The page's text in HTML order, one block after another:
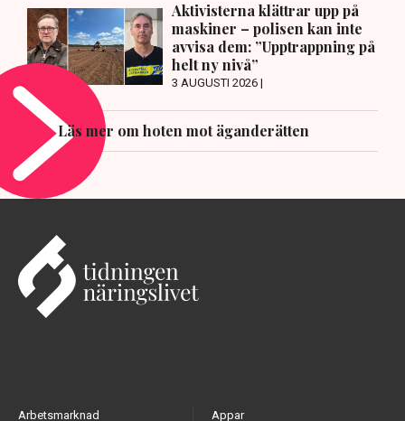
Aktivisterna klättrar upp på
maskiner – polisen kan inte
avvisa dem: ”Upptrappning på
helt ny nivå”
3 AUGUSTI 2026 |
Läs mer om hoten mot äganderätten
Arbetsmarknad Appar